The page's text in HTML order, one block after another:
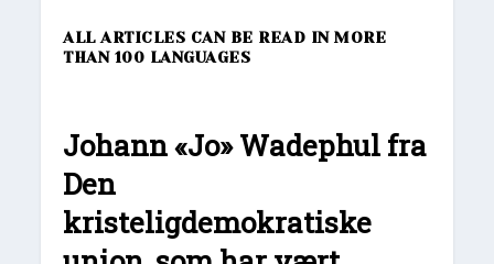
ALL ARTICLES CAN BE READ IN MORE
THAN 100 LANGUAGES
Johann«Jo» Wadephul fra
Den
kristeligdemokratiske